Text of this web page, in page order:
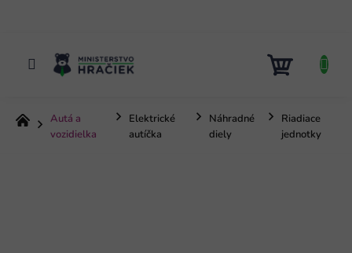
KOŠÍK
DomovAutá a
vozidielka
Elektrické
autíčka
Náhradné
diely
Riadiace
jednotky